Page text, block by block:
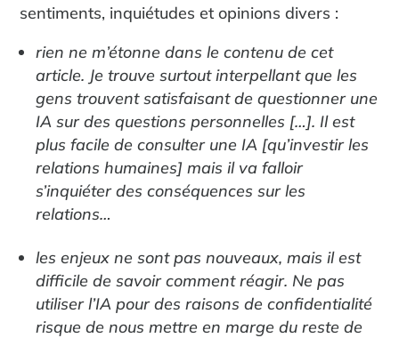
sentiments, inquiétudes et opinions divers :
rien ne m’étonne dans le contenu de cet
article. Je trouve surtout interpellant que les
gens trouvent satisfaisant de questionner une
IA sur des questions personnelles […]. Il est
plus facile de consulter une IA [qu’investir les
relations humaines] mais il va falloir
s’inquiéter des conséquences sur les
relations…
les enjeux ne sont pas nouveaux, mais il est
difficile de savoir comment réagir. Ne pas
utiliser l’IA pour des raisons de confidentialité
risque de nous mettre en marge du reste de